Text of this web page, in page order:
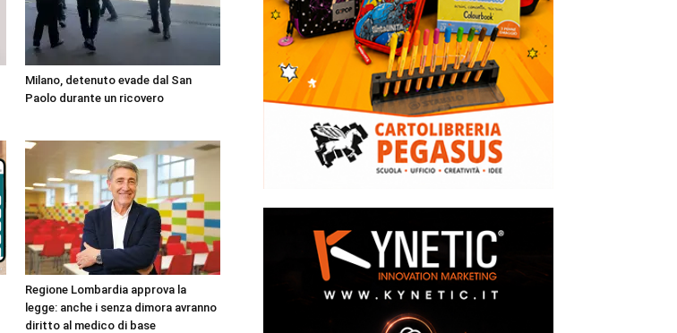
Milano, detenuto evade dal San
Paolo durante un ricovero
Regione Lombardia approva la
legge: anche i senza dimora avranno
diritto al medico di base